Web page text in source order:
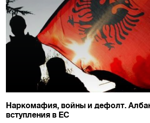
Наркомафия, войны и дефолт.
вступления в ЕС